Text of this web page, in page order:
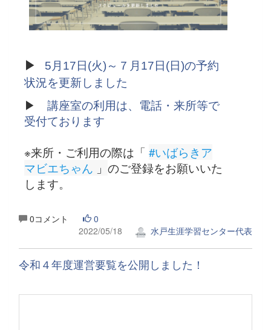
▶
5月17日(火)～７月17日(日)の予約
状況を更新しました
▶ 講座室の利用は、電話・来所等で
受付ております
※来所・ご利用の際は「 #いばらきア
マビエちゃん 」 のご登録をお願いいた
します。
0コメント
0
2022/05/18
水戸生涯学習センター代表
令和４年度運営要覧を公開しました！